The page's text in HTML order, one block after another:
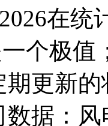
在
个极
更新
数据：